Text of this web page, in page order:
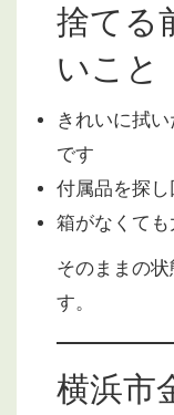
捨てる
いこと
きれいに拭
です
付属品を探
箱がなくて
そのままの
す。
横浜市